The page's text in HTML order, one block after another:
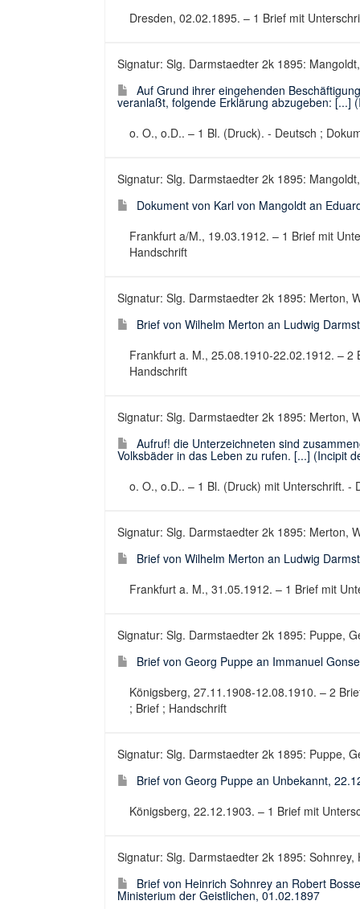
Dresden, 02.02.1895. – 1 Brief mit
Signatur: Slg. Darmstaedter 2k 1895:
Auf Grund ihrer eingehenden
veranlaßt, folgende Erklärung abzugeben: [...]
o. O., o.D.. – 1 Bl. (Druck). - Deutsch ;
Signatur: Slg. Darmstaedter 2k 1895:
Dokument von Karl von Mangoldt an
Frankfurt a/M., 19.03.1912. – 1 Brief mit
Handschrift
Signatur: Slg. Darmstaedter 2k 1895: Merton,
Brief von Wilhelm Merton an Ludwig
Frankfurt a. M., 25.08.1910-22.02.1912. –
Handschrift
Signatur: Slg. Darmstaedter 2k 1895: Merton,
Aufruf! die Unterzeichneten sind
Volksbäder in das Leben zu rufen. [...] (Incipit
o. O., o.D.. – 1 Bl. (Druck) mit Unterschrift. -
Signatur: Slg. Darmstaedter 2k 1895: Merton,
Brief von Wilhelm Merton an Ludwig
Frankfurt a. M., 31.05.1912. – 1 Brief mit
Signatur: Slg. Darmstaedter 2k 1895: Puppe,
Brief von Georg Puppe an Immanuel
Königsberg, 27.11.1908-12.08.1910. – 2
; Brief ; Handschrift
Signatur: Slg. Darmstaedter 2k 1895: Puppe,
Brief von Georg Puppe an Unbekannt,
Königsberg, 22.12.1903. – 1 Brief mit
Signatur: Slg. Darmstaedter 2k 1895: Sohnrey,
Brief von Heinrich Sohnrey an Robert
Ministerium der Geistlichen, 01.02.1897